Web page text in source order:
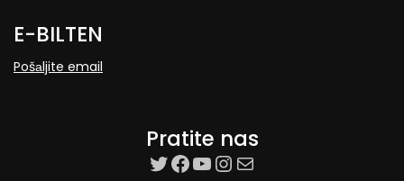
E-BILTEN
Pošаljite email
Pratite nas
target=”_blank”
Facebook
YouTube
Instagram
Mail